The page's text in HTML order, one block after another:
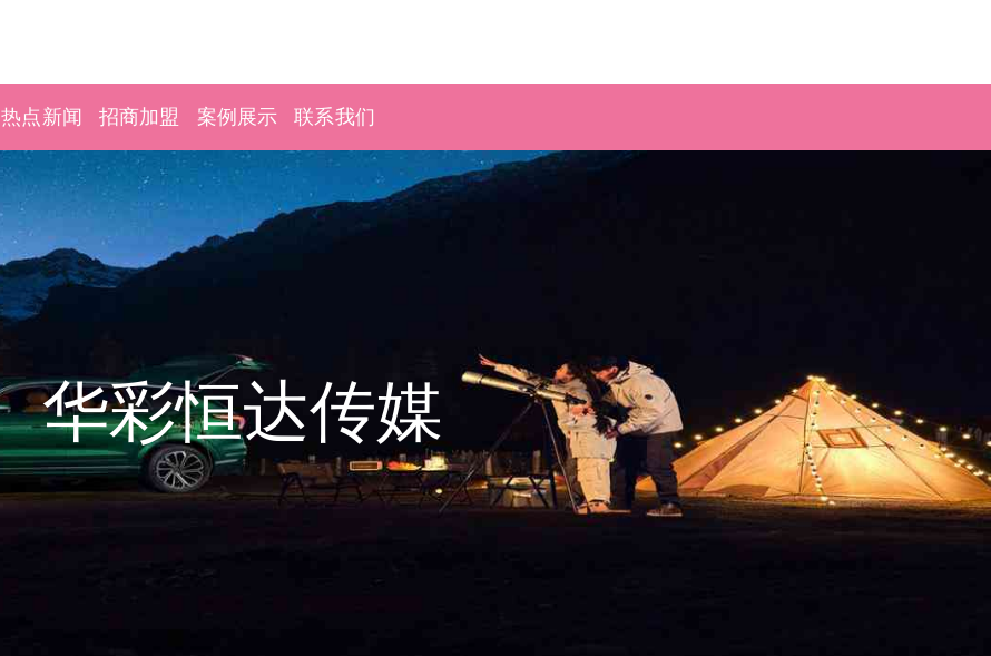
热点新闻 招商加盟 案例展示 联系我们
华彩恒达传媒